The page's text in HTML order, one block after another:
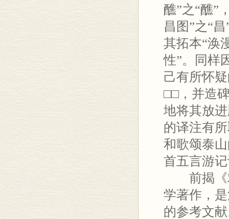
醮”之“醮”
昌图”之“
其拓本“涣
性”。同样
己有所怀
□□，并造
地将其放
的译注有
和歌颂泰
首五言游
前揭《求
学著作，
的参考文